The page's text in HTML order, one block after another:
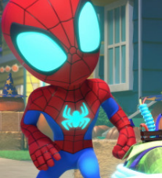
zur
Marvel
TV-
Serie